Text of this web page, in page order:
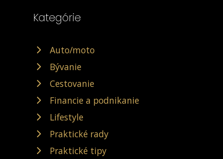
Kategórie
Auto/moto
Bývanie
Cestovanie
Financie a podnikanie
Lifestyle
Praktické rady
Praktické tipy